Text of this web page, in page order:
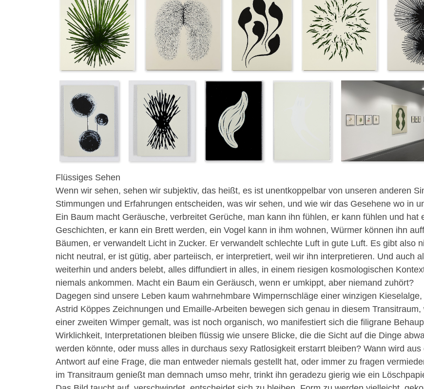
Flüssiges Sehen
Wenn wir sehen, sehen wir subjektiv, das heißt, es ist unentkoppelbar von unseren anderen
Stimmungen und Erfahrungen entscheiden, was wir sehen, und wie wir das Gesehene wo in
Ein Baum macht Geräusche, verbreitet Gerüche, man kann ihn fühlen, er kann fühlen und hat
Geschichten, er kann ein Brett werden, ein Vogel kann in ihm wohnen, Würmer können ihn
Bäumen, er verwandelt Licht in Zucker. Er verwandelt schlechte Luft in gute Luft. Es gibt also
nicht neutral, er ist gütig, aber parteiisch, er interpretiert, weil wir ihn interpretieren. Und auch
weiterhin und anders belebt, alles diffundiert in alles, in einem riesigen kosmologischen
niemals ankommen. Macht ein Baum ein Geräusch, wenn er umkippt, aber niemand zuhört?
Dagegen sind unsere Leben kaum wahrnehmbare Wimpernschläge einer winzigen
Astrid Köppes Zeichnungen und Emaille-Arbeiten bewegen sich genau in diesem
einer zweiten Wimper gemalt, was ist noch organisch, wo manifestiert sich die filigrane
Wirklichkeit, Interpretationen bleiben flüssig wie unsere Blicke, die die Sicht auf die Dinge
werden könnte, oder muss alles in durchaus sexy Ratlosigkeit erstarrt bleiben? Wann wird
Antwort auf eine Frage, die man entweder niemals gestellt hat, oder immer zu fragen
im Transitraum genießt man demnach umso mehr, trinkt ihn geradezu gierig wie ein